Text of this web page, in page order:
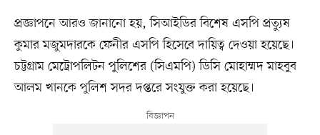
প্রজ্ঞাপনে আরও জানানো হয়, সিআইডির বিশেষ এসপি প্রত্যুষ
কুমার মজুমদারকে ফেনীর এসপি হিসেবে দায়িত্ব দেওয়া হয়েছে।
চট্টগ্রাম মেট্রোপলিটন পুলিশের (সিএমপি) ডিসি মোহাম্মদ মাহবুব
আলম খানকে পুলিশ সদর দপ্তরে সংযুক্ত করা হয়েছে।